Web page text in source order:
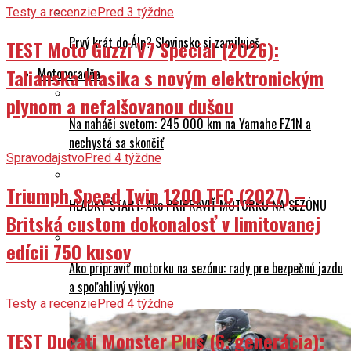
Prvý krát do Álp? Slovinsko si zamiluješ
Motoporadňa
Na naháči svetom: 245 000 km na Yamahe FZ1N a
nechystá sa skončiť
HLADKÝ ŠTART: Ako PRIPRAVIŤ MOTORKU NA SEZÓNU
Ako pripraviť motorku na sezónu: rady pre bezpečnú jazdu
a spoľahlivý výkon
Testy a recenziePred 3 týždne
TEST Moto Guzzi V7 Special (2026):
Talianska klasika s novým elektronickým
plynom a nefalšovanou dušou
SpravodajstvoPred 4 týždne
Triumph Speed Twin 1200 TFC (2027) –
Britská custom dokonalosť v limitovanej
edícii 750 kusov
Testy a recenziePred 4 týždne
TEST Ducati Monster Plus (6. generácia):